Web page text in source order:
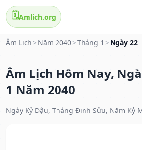
🗓️Amlich.org
Âm Lịch > Năm 2040>Tháng 1 > Ngày 22
Âm Lịch Hôm Nay,
1 Năm 2040
Ngày Kỷ Dậu, Tháng Đinh Sửu, Năm Kỷ